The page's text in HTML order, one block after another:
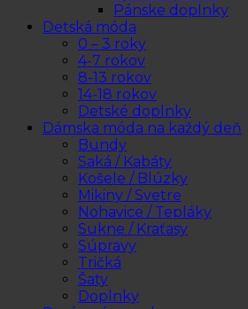
Pánske doplnky
Detská móda
0 – 3 roky
4-7 rokov
8-13 rokov
14-18 rokov
Detské doplnky
Dámska móda na každý deň
Bundy
Saká / Kabáty
Košele / Blúzky
Mikiny / Svetre
Nohavice / Tepláky
Sukne / Kraťasy
Súpravy
Tričká
Šaty
Doplnky